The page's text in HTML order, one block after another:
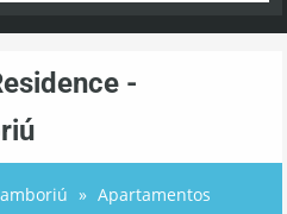
-
Apartamentos